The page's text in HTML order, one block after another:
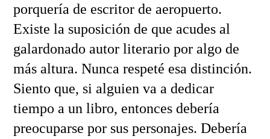
porquería de escritor de aeropuerto.
Existe la suposición de que acudes al
galardonado autor literario por algo de
más altura. Nunca respeté esa distinción.
Siento que, si alguien va a dedicar
tiempo a un libro, entonces debería
preocuparse por sus personajes. Debería